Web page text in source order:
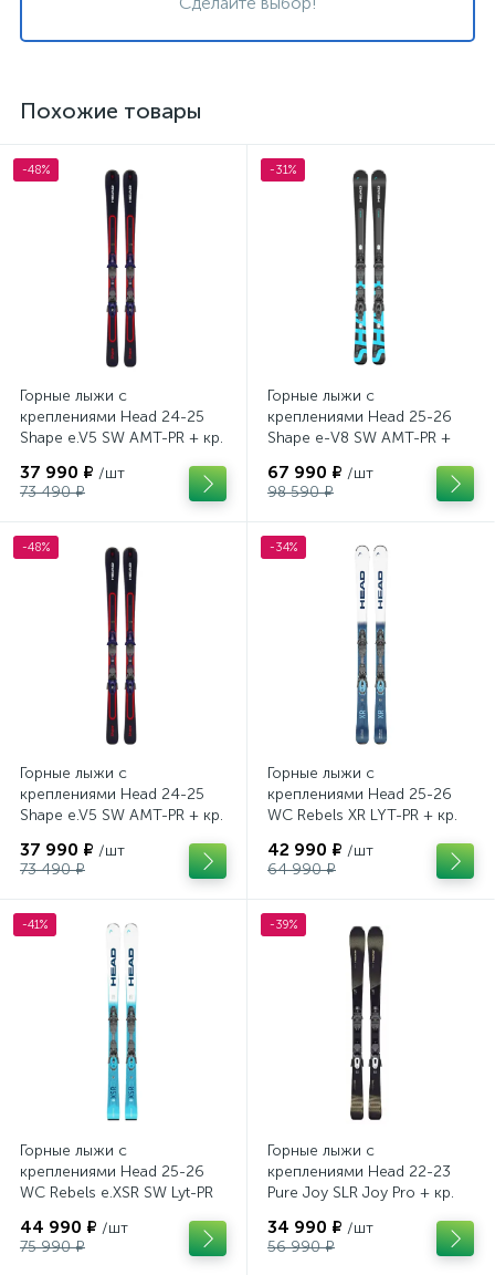
Похожие товары
-48%
Горные лыжи с
креплениями Head 24-25
Shape e.V5 SW AMT-PR + кр.
37 990 ₽ /шт
73 490 ₽
-31%
Горные лыжи с
креплениями Head 25-26
Shape e-V8 SW AMT-PR +
67 990 ₽ /шт
98 590 ₽
-48%
Горные лыжи с
креплениями Head 24-25
Shape e.V5 SW AMT-PR + кр.
37 990 ₽ /шт
73 490 ₽
-34%
Горные лыжи с
креплениями Head 25-26
WC Rebels XR LYT-PR + кр.
42 990 ₽ /шт
64 990 ₽
-41%
Горные лыжи с
креплениями Head 25-26
WC Rebels e.XSR SW Lyt-PR
(100943)
44 990 ₽ /шт
75 990 ₽
-39%
Горные лыжи с
креплениями Head 22-23
Pure Joy SLR Joy Pro + кр.
(100953)
34 990 ₽ /шт
56 990 ₽